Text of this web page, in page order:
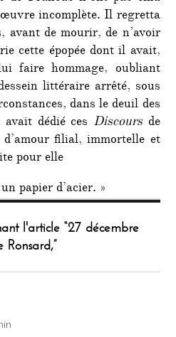
incomplète. Il regretta
avant de mourir, de n’avoir
cette épopée dont il avait,
faire hommage, oubliant
littéraire arrêté, sous
dans le deuil des
dédié ces Discoursde
filial, immortelle et
pour elle
papier d’acier. »
l'article “27 décembre